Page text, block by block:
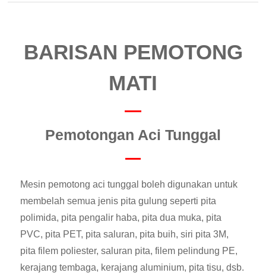
BARISAN PEMOTONG
MATI
Pemotongan Aci Tunggal
Mesin pemotong aci tunggal boleh digunakan untuk
membelah semua jenis pita gulung seperti pita
polimida, pita pengalir haba, pita dua muka, pita
PVC, pita PET, pita saluran, pita buih, siri pita 3M,
pita filem poliester, saluran pita, filem pelindung PE,
kerajang tembaga, kerajang aluminium, pita tisu, dsb.